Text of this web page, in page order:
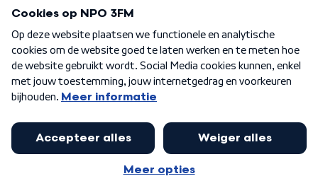
Algemene voorwaarden Privacybeleid